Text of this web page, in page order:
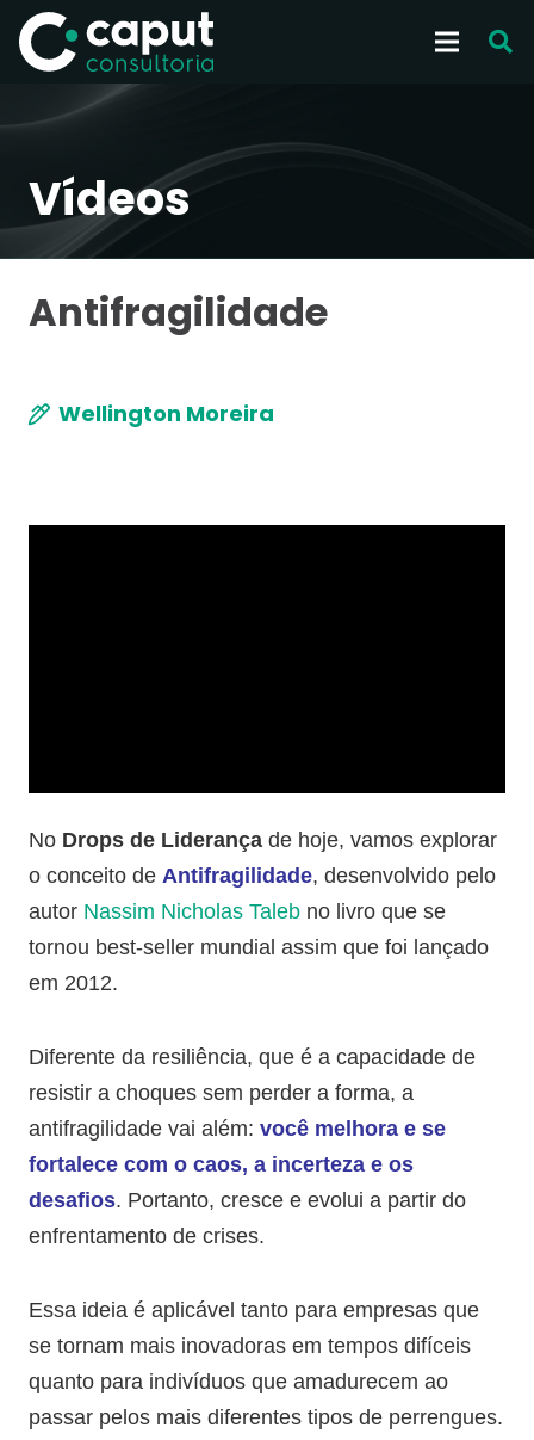
Vídeos
Antifragilidade
Wellington Moreira
No Drops de Liderança de hoje, vamos explorar
o conceito de Antifragilidade, desenvolvido pelo
autor Nassim Nicholas Taleb no livro que se
tornou best-seller mundial assim que foi lançado
em 2012.
Diferente da resiliência, que é a capacidade de
resistir a choques sem perder a forma, a
antifragilidade vai além: você melhora e se
fortalece com o caos, a incerteza e os
desafios. Portanto, cresce e evolui a partir do
enfrentamento de crises.
Essa ideia é aplicável tanto para empresas que
se tornam mais inovadoras em tempos difíceis
quanto para indivíduos que amadurecem ao
passar pelos mais diferentes tipos de perrengues.